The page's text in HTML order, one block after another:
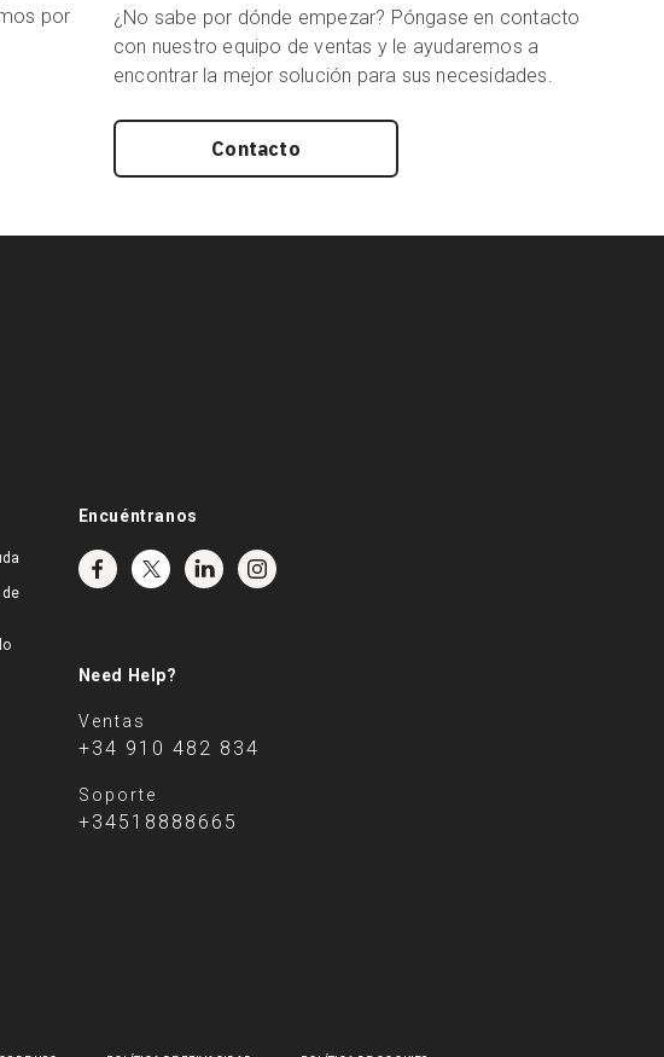
por
¿No sabe por dónde empezar? Póngase en contacto
con nuestro equipo de ventas y le ayudaremos a
encontrar la mejor solución para sus necesidades.
Contacto
Encuéntranos
Need Help?
Ventas
+34 910 482 834
Soporte
+34518888665